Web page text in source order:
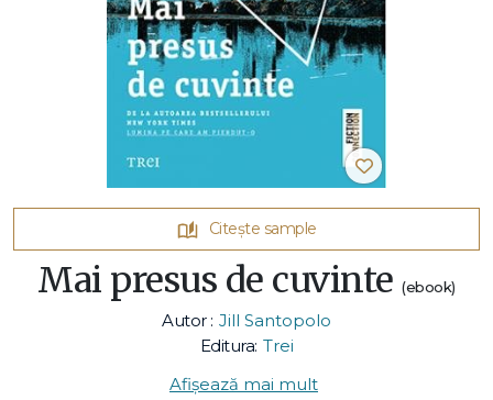
Citește sample
Mai presus de cuvinte(ebook)
Autor : Jill Santopolo
Editura: Trei
Afișează mai mult